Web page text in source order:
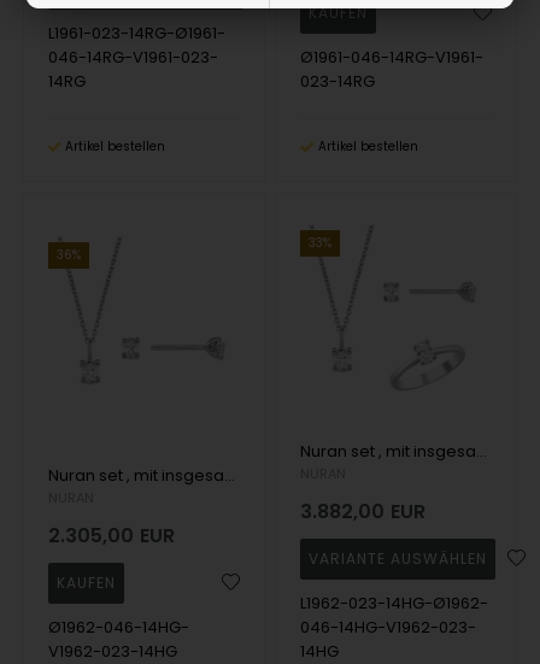
L1961-023-14RG-Ø1961-
046-14RG-V1961-023-
14RG
Artikel bestellen
Ø1961-046-14RG-V1961-
023-14RG
Artikel bestellen
36%
Nuran set , mit insgesamt 0,69 ct Wesselton SI
2.305,00 EUR
Ø1962-046-14HG-
V1962-023-14HG
33%
Nuran set , mit insgesamt 0,92 ct Wesselton SI
3.882,00 EUR
L1962-023-14HG-Ø1962-
046-14HG-V1962-023-
14HG